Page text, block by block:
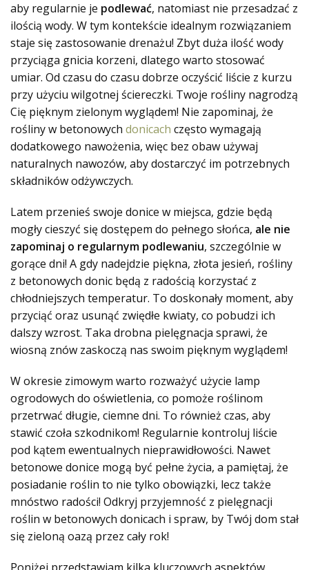
aby regularnie je podlewać, natomiast nie przesadzać z
ilością wody. W tym kontekście idealnym rozwiązaniem
staje się zastosowanie drenażu! Zbyt duża ilość wody
przyciąga gnicia korzeni, dlatego warto stosować
umiar. Od czasu do czasu dobrze oczyścić liście z kurzu
przy użyciu wilgotnej ściereczki. Twoje rośliny nagrodzą
Cię pięknym zielonym wyglądem! Nie zapominaj, że
rośliny w betonowych donicach często wymagają
dodatkowego nawożenia, więc bez obaw używaj
naturalnych nawozów, aby dostarczyć im potrzebnych
składników odżywczych.
Latem przenieś swoje donice w miejsca, gdzie będą
mogły cieszyć się dostępem do pełnego słońca, ale nie
zapominaj o regularnym podlewaniu, szczególnie w
gorące dni! A gdy nadejdzie piękna, złota jesień, rośliny
z betonowych donic będą z radością korzystać z
chłodniejszych temperatur. To doskonały moment, aby
przyciąć oraz usunąć zwiędłe kwiaty, co pobudzi ich
dalszy wzrost. Taka drobna pielęgnacja sprawi, że
wiosną znów zaskoczą nas swoim pięknym wyglądem!
W okresie zimowym warto rozważyć użycie lamp
ogrodowych do oświetlenia, co pomoże roślinom
przetrwać długie, ciemne dni. To również czas, aby
stawić czoła szkodnikom! Regularnie kontroluj liście
pod kątem ewentualnych nieprawidłowości. Nawet
betonowe donice mogą być pełne życia, a pamiętaj, że
posiadanie roślin to nie tylko obowiązki, lecz także
mnóstwo radości! Odkryj przyjemność z pielęgnacji
roślin w betonowych donicach i spraw, by Twój dom stał
się zieloną oazą przez cały rok!